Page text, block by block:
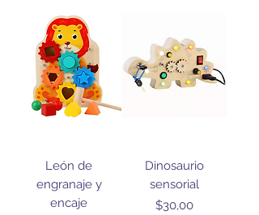
León de
engranaje y
encaje
Dinosaurio
sensorial
Precio
$30,00